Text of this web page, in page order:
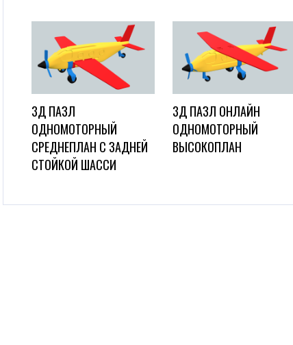
3Д ПАЗЛ
ОДНОМОТОРНЫЙ
СРЕДНЕПЛАН С ЗАДНЕЙ
СТОЙКОЙ ШАССИ
3Д ПАЗЛ ОНЛАЙН
ОДНОМОТОРНЫЙ
ВЫСОКОПЛАН